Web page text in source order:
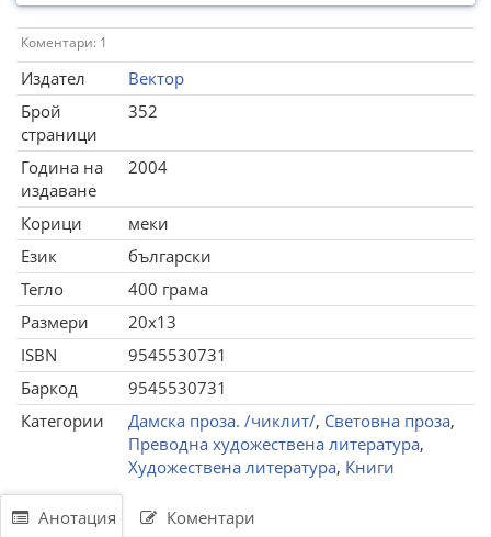
Коментари: 1
Издател
Вектор
Брой
страници
352
Година на
издаване
2004
Корици
меки
Език
български
Тегло
400 грама
Размери
20x13
ISBN
9545530731
Баркод
9545530731
Категории
Дамска проза. /чиклит/, Световна проза,
Преводна художествена литература,
Художествена литература, Книги
Анотация Коментари